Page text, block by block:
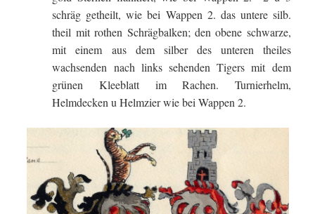
schräg getheilt, wie bei Wappen 2. das untere silb.
theil mit rothen Schrägbalken; den obene schwarze,
mit einem aus dem silber des unteren theiles
wachsenden nach links sehenden Tigers mit dem
grünen Kleeblatt im Rachen. Turnierhelm,
Helmdecken u Helmzier wie bei Wappen 2.